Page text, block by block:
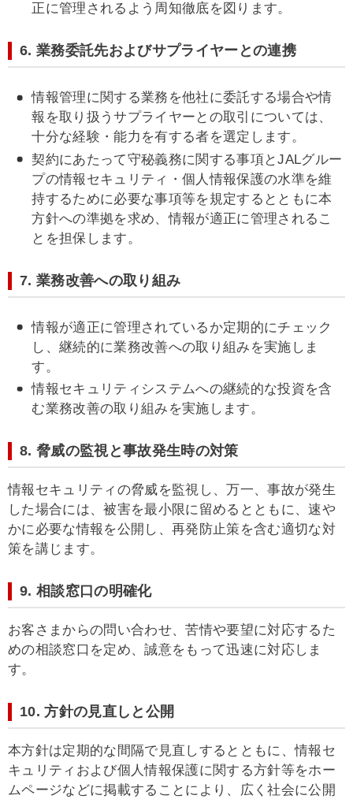
正に管理されるよう周知徹底を図ります。
6. 業務委託先およびサプライヤーとの連携
情報管理に関する業務を他社に委託する場合や情
報を取り扱うサプライヤーとの取引については、
十分な経験・能力を有する者を選定します。
契約にあたって守秘義務に関する事項とJALグルー
プの情報セキュリティ・個人情報保護の水準を維
持するために必要な事項等を規定するとともに本
方針への準拠を求め、情報が適正に管理されるこ
とを担保します。
7. 業務改善への取り組み
情報が適正に管理されているか定期的にチェック
し、継続的に業務改善への取り組みを実施しま
す。
情報セキュリティシステムへの継続的な投資を含
む業務改善の取り組みを実施します。
8. 脅威の監視と事故発生時の対策
情報セキュリティの脅威を監視し、万一、事故が発生
した場合には、被害を最小限に留めるとともに、速や
かに必要な情報を公開し、再発防止策を含む適切な対
策を講じます。
9. 相談窓口の明確化
お客さまからの問い合わせ、苦情や要望に対応するた
めの相談窓口を定め、誠意をもって迅速に対応しま
す。
10. 方針の見直しと公開
本方針は定期的な間隔で見直しするとともに、情報セ
キュリティおよび個人情報保護に関する方針等をホー
ムページなどに掲載することにより、広く社会に公開